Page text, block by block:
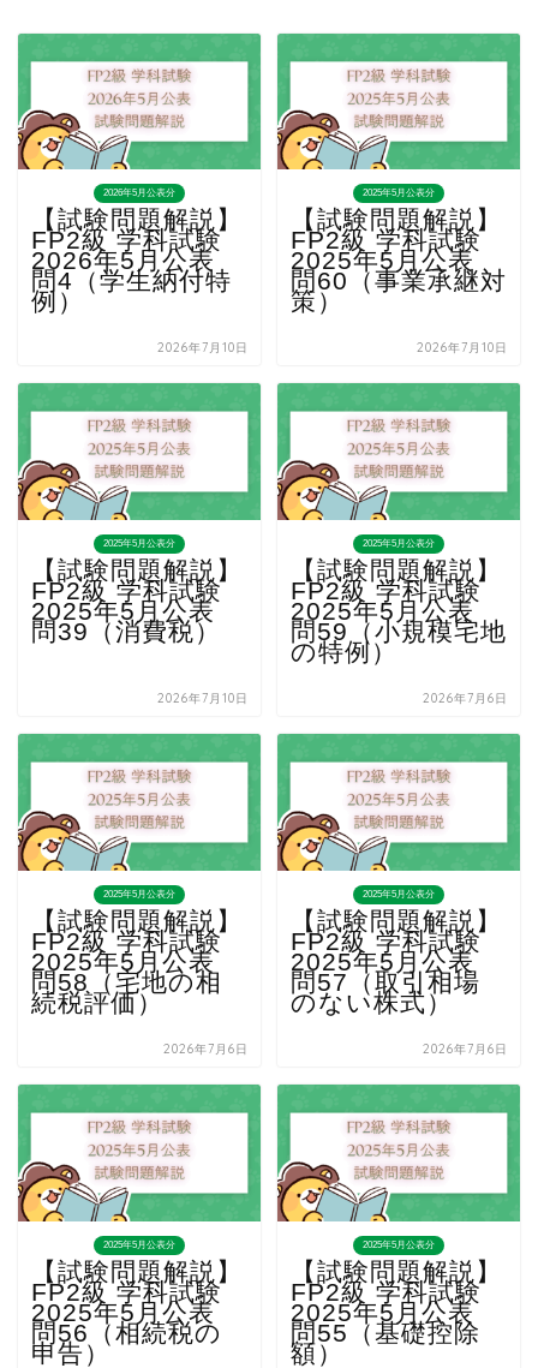
2026年5月公表分
【試験問題解説】
FP2級 学科試験
2026年5月公表
問4（学生納付特
例）
2026年7月10日
2025年5月公表分
【試験問題解説】
FP2級 学科試験
2025年5月公表
問60（事業承継対
策）
2026年7月10日
2025年5月公表分
【試験問題解説】
FP2級 学科試験
2025年5月公表
問39（消費税）
2026年7月10日
2025年5月公表分
【試験問題解説】
FP2級 学科試験
2025年5月公表
問59（小規模宅地
の特例）
2026年7月6日
2025年5月公表分
【試験問題解説】
FP2級 学科試験
2025年5月公表
問58（宅地の相
続税評価）
2026年7月6日
2025年5月公表分
【試験問題解説】
FP2級 学科試験
2025年5月公表
問57（取引相場
のない株式）
2026年7月6日
2025年5月公表分
【試験問題解説】
FP2級 学科試験
2025年5月公表
問56（相続税の
申告）
2025年5月公表分
【試験問題解説】
FP2級 学科試験
2025年5月公表
問55（基礎控除
額）